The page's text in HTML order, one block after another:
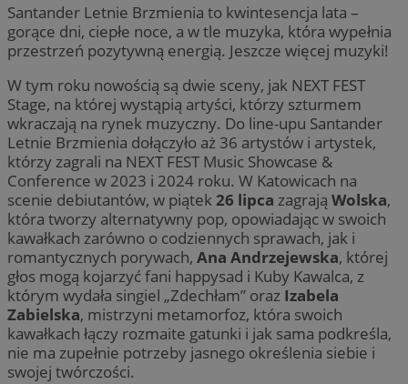
Santander Letnie Brzmienia to kwintesencja lata –
gorące dni, ciepłe noce, a w tle muzyka, która wypełnia
przestrzeń pozytywną energią. Jeszcze więcej muzyki!
W tym roku nowością są dwie sceny, jak NEXT FEST
Stage, na której wystąpią artyści, którzy szturmem
wkraczają na rynek muzyczny. Do line-upu Santander
Letnie Brzmienia dołączyło aż 36 artystów i artystek,
którzy zagrali na NEXT FEST Music Showcase &
Conference w 2023 i 2024 roku. W Katowicach na
scenie debiutantów, w piątek26 lipca zagrają Wolska,
która tworzy alternatywny pop, opowiadając w swoich
kawałkach zarówno o codziennych sprawach, jak i
romantycznych porywach, Ana Andrzejewska, której
głos mogą kojarzyć fani happysad i Kuby Kawalca, z
którym wydała singiel „Zdechłam” oraz Izabela
Zabielska, mistrzyni metamorfoz, która swoich
kawałkach łączy rozmaite gatunki i jak sama podkreśla,
nie ma zupełnie potrzeby jasnego określenia siebie i
swojej twórczości.